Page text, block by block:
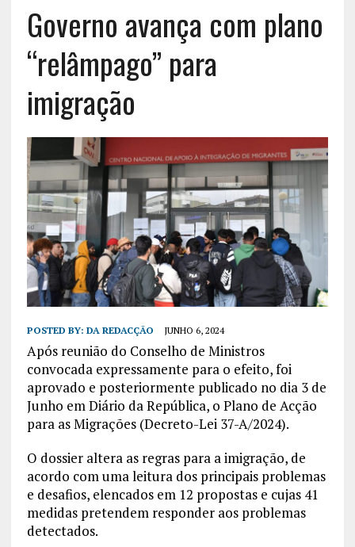
Governo avança com plano
“relâmpago” para
imigração
POSTED BY: DA REDACÇÃO JUNHO 6, 2024
Após reunião do Conselho de Ministros
convocada expressamente para o efeito, foi
aprovado e posteriormente publicado no dia 3 de
Junho em Diário da República, o Plano de Acção
para as Migrações (Decreto-Lei 37-A/2024).
O dossier altera as regras para a imigração, de
acordo com uma leitura dos principais problemas
e desafios, elencados em 12 propostas e cujas 41
medidas pretendem responder aos problemas
detectados.